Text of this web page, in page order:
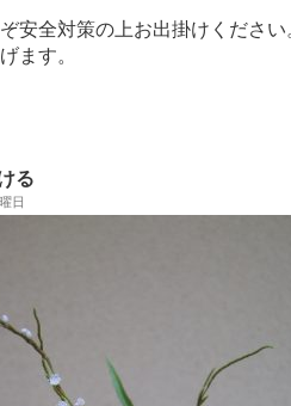
安全対策の上お出掛けください
ます。
る
日